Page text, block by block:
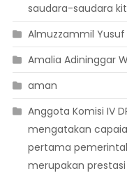
saudara-saudara
Almuzzammil Yusuf
Amalia Adininggar
aman
Anggota Komisi IV
mengatakan
pertama
merupakan